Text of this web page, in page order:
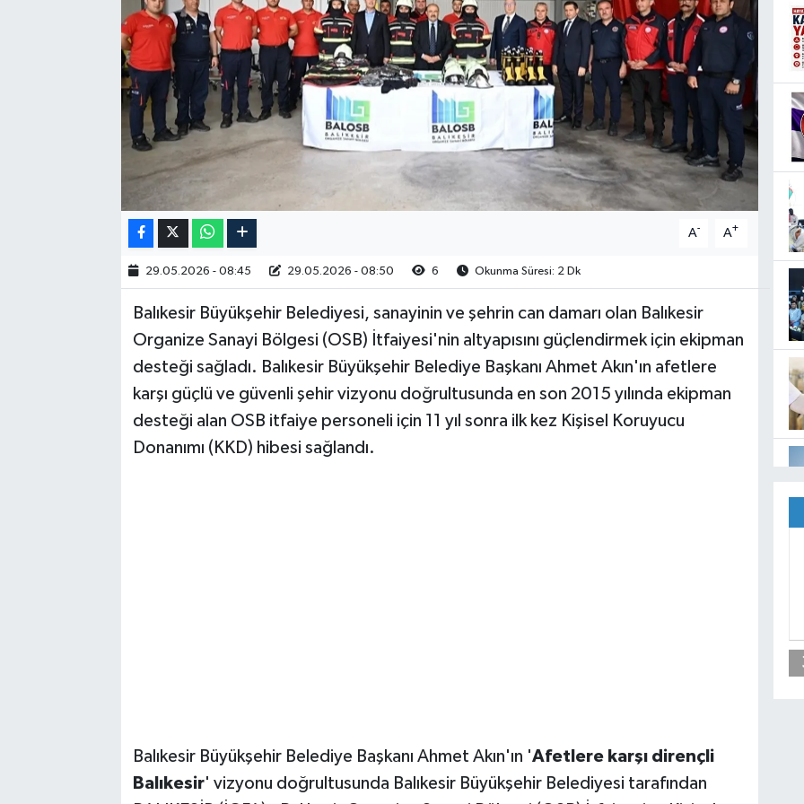
A- A+
29.05.2026 - 08:45 29.05.2026 - 08:50 6 Okunma Süresi: 2 Dk
Balıkesir Büyükşehir Belediyesi, sanayinin ve şehrin can damarı olan Balıkesir
Organize Sanayi Bölgesi (OSB) İtfaiyesi'nin altyapısını güçlendirmek için ekipman
desteği sağladı. Balıkesir Büyükşehir Belediye Başkanı Ahmet Akın'ın afetlere
karşı güçlü ve güvenli şehir vizyonu doğrultusunda en son 2015 yılında ekipman
desteği alan OSB itfaiye personeli için 11 yıl sonra ilk kez Kişisel Koruyucu
Donanımı (KKD) hibesi sağlandı.
Balıkesir Büyükşehir Belediye Başkanı Ahmet Akın'ın 'Afetlere karşı dirençli
Balıkesir' vizyonu doğrultusunda Balıkesir Büyükşehir Belediyesi tarafından
RESMİ İLAN